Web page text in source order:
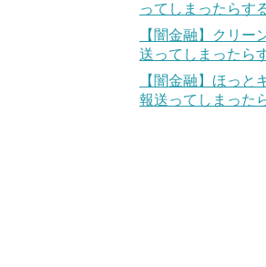
ってしまったらす
【闇金融】クリー
送ってしまったら
【闇金融】ほっと
報送ってしまった